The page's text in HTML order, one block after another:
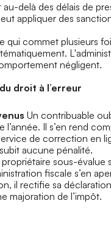
delà des délais de
appliquer des
qui commet plusieurs
négligent.
droit à l’erreur
Un contribuable
Il s’en rend
de correction en
aucune pénalité.
propriétaire sous-évalue
fiscale s’en
il rectifie sa
majoration de l’impôt.